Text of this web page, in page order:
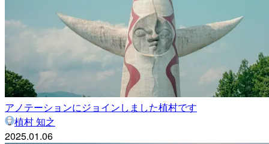
アノテーションにジョインしました植村です
植村 知之
2025.01.06